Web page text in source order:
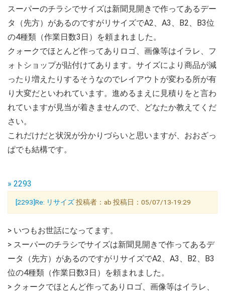
スーパーのチラシでサイズは新聞見開きで作ってあるデー
タ（先方）があるのですがリサイズでA2、A3、B2、B3位
の4種類（作業日数3日）を頼まれました。
クォークでほとんど作ってありロゴ、画像等はイラレ、フ
ォトショップが貼付けてあります。サイズにより商品が減
ったり増えたりするそうなのでレイアウトが変わる所が有
り大変だといわれています。進めるまえに見積りをと言わ
れていますが見当が着きませんので、どなたか教えてくだ
さい。
これだけだと状況が分かりづらいと思いますが、おおざっ
ぱでも結構です。
» 2293
[2293]Re: リサイズ投稿者：ab 投稿日：05/07/13-19:29
> いつもお世話になってます。
> スーパーのチラシでサイズは新聞見開きで作ってあるデ
ータ（先方）があるのですがリサイズでA2、A3、B2、B3
位の4種類（作業日数3日）を頼まれました。
> クォークでほとんど作ってありロゴ、画像等はイラレ、